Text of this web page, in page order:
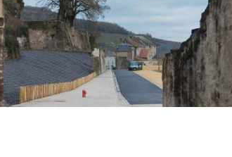
Cliquez ici